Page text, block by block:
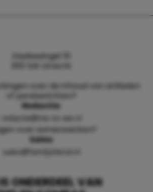
ONDERDEEL VAN
Daalsesingel 51
3511 SW Utrecht
over de inhoud van artikelen
of persberichten?
Redactie:
redactie@me-to-we.nl
over samenwerken?
Sales:
sales@familyblend.nl